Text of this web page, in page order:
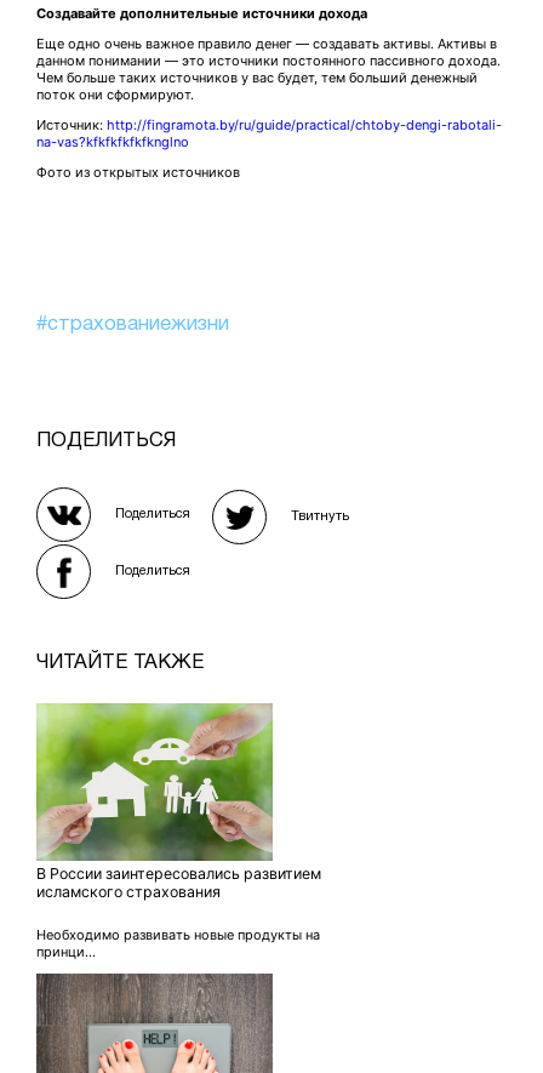
Создавайте дополнительные источники дохода
Еще одно очень важное правило денег — создавать активы. Активы в
данном понимании — это источники постоянного пассивного дохода.
Чем больше таких источников у вас будет, тем больший денежный
поток они сформируют.
Источник: http://fingramota.by/ru/guide/practical/chtoby-dengi-rabotali-
na-vas?kfkfkfkfkfknglno
Фото из открытых источников
#страхованиежизни
ПОДЕЛИТЬСЯ
Поделиться Твитнуть
Поделиться
ЧИТАЙТЕ ТАКЖЕ
В России заинтересовались развитием
исламского страхования
Необходимо развивать новые продукты на
принци...